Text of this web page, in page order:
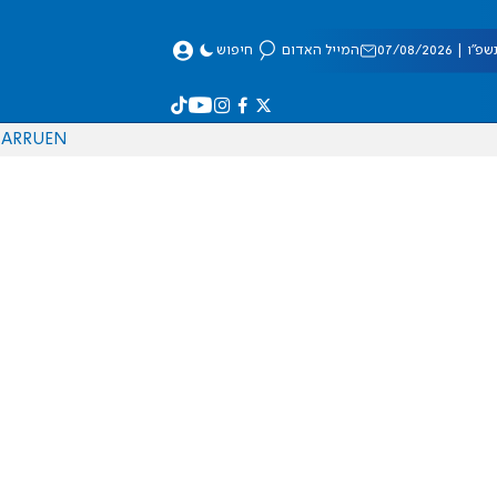
08/2026 המייל האדום חיפוש
EN
RU
AR